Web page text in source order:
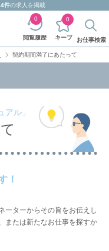
件の求人を掲載
閲覧履歴
0
キープ
0
お仕事検索
契約期間満了にあたって
ル」
！
ーターからその旨をお伝えし
または新たなお仕事を探すか